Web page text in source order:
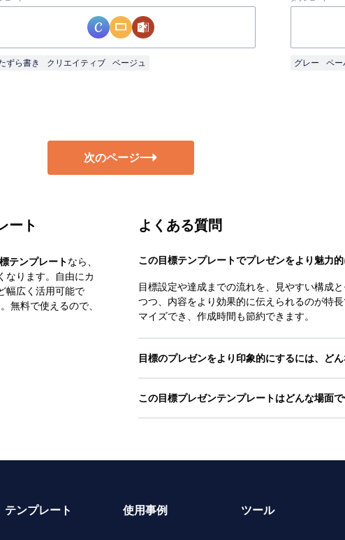
ずら書き クリエイティブ ベージュ グレー ペー
次のページ
ート
テンプレートなら、
なります。自由にカ
幅広く活用可能で
料で使えるので、
よくある質問
この目標テンプレートでプレゼンをより魅力
目標設定や達成までの流れを、見やすい構成
つつ、内容をより効果的に伝えられるのが特長
マイズでき、作成時間も節約できます。
目標のプレゼンをより印象的にするには、ど
この目標プレゼンテンプレートはどんな場面
テンプレート 使用事例 ツール